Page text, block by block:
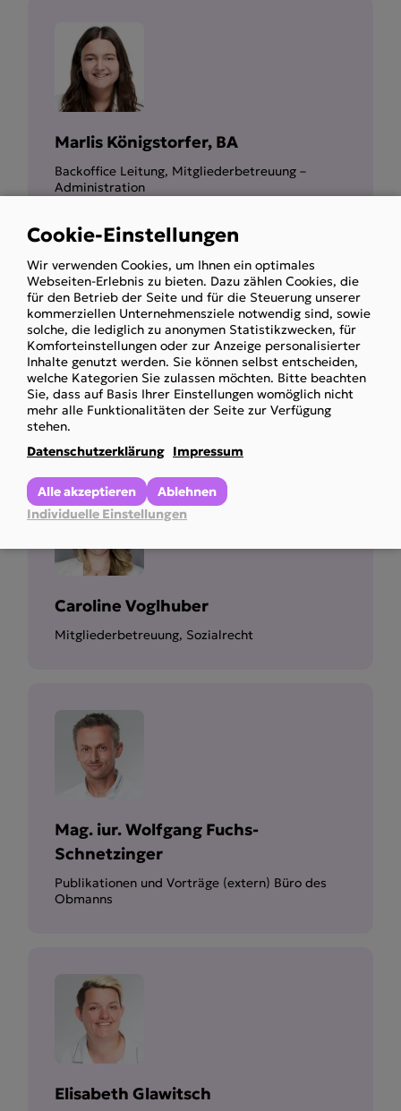
Marlis Königstorfer, BA
Backoffice Leitung, Mitgliederbetreuung –
Administration
Mag. iur. Günter Schmid
Mitgliederbetreuung Sozialrecht
Caroline Voglhuber
Mitgliederbetreuung, Sozialrecht
Mag. iur. Wolfgang Fuchs-
Schnetzinger
Publikationen und Vorträge (extern) Büro des
Obmanns
Elisabeth Glawitsch
Use
of
personal
data
and
cookies
Cookie-Einstellungen
Wir verwenden Cookies, um Ihnen ein optimales
Webseiten-Erlebnis zu bieten. Dazu zählen Cookies, die
für den Betrieb der Seite und für die Steuerung unserer
kommerziellen Unternehmensziele notwendig sind, sowie
solche, die lediglich zu anonymen Statistikzwecken, für
Komforteinstellungen oder zur Anzeige personalisierter
Inhalte genutzt werden. Sie können selbst entscheiden,
welche Kategorien Sie zulassen möchten. Bitte beachten
Sie, dass auf Basis Ihrer Einstellungen womöglich nicht
mehr alle Funktionalitäten der Seite zur Verfügung
stehen.
Datenschutzerklärung Impressum
Individuelle Einstellungen
Ablehnen
Alle akzeptieren